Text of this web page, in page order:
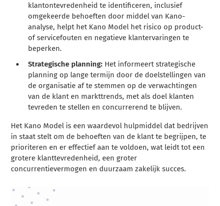
klantontevredenheid te identificeren, inclusief
omgekeerde behoeften door middel van Kano-
analyse, helpt het Kano Model het risico op product-
of servicefouten en negatieve klantervaringen te
beperken.
Strategische planning: Het informeert strategische
planning op lange termijn door de doelstellingen van
de organisatie af te stemmen op de verwachtingen
van de klant en markttrends, met als doel klanten
tevreden te stellen en concurrerend te blijven.
Het Kano Model is een waardevol hulpmiddel dat bedrijven
in staat stelt om de behoeften van de klant te begrijpen, te
prioriteren en er effectief aan te voldoen, wat leidt tot een
grotere klanttevredenheid, een groter
concurrentievermogen en duurzaam zakelijk succes.